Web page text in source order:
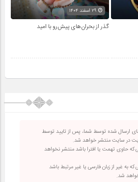
گذر از بحران‌های پیش‌رو با امید
ارسال شده توسط شما، پس از تایید توسط
در سایت منتشر خواهد شد.
که حاوی تهمت یا افترا باشد منتشر نخواهد
که به غیر از زبان فارسی یا غیر مرتبط باشد
شد.